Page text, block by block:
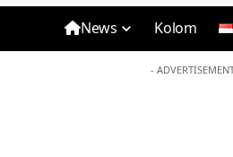
News Kolom
-